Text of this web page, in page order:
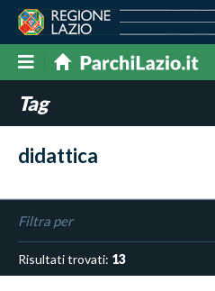
Tag
didattica
Filtra per
Risultati trovati: 13